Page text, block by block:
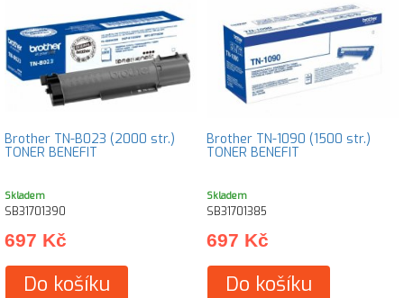
Brother TN-B023 (2000 str.)
TONER BENEFIT
Skladem
SB31701390
697 Kč
Do košíku
Brother TN-1090 (1500 str.)
TONER BENEFIT
Skladem
SB31701385
697 Kč
Do košíku